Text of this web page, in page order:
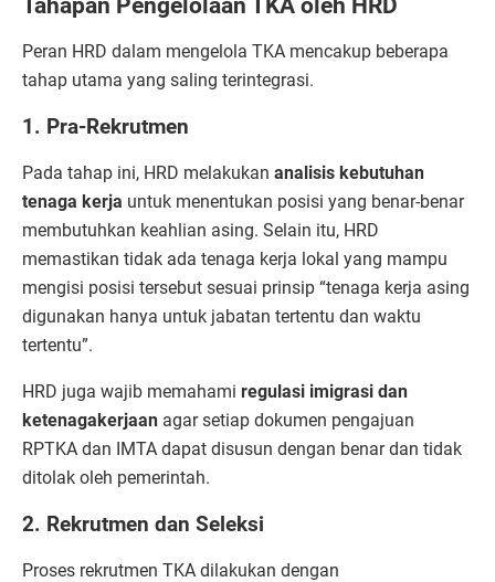
Peran HRD dalam mengelola TKA mencakup beberapa
tahap utama yang saling terintegrasi.
1. Pra-Rekrutmen
Pada tahap ini, HRD melakukan analisis kebutuhan
tenaga kerja untuk menentukan posisi yang benar-benar
membutuhkan keahlian asing. Selain itu, HRD
memastikan tidak ada tenaga kerja lokal yang mampu
mengisi posisi tersebut sesuai prinsip “tenaga kerja asing
digunakan hanya untuk jabatan tertentu dan waktu
tertentu”.
HRD juga wajib memahami regulasi imigrasi dan
ketenagakerjaan agar setiap dokumen pengajuan
RPTKA dan IMTA dapat disusun dengan benar dan tidak
ditolak oleh pemerintah.
2. Rekrutmen dan Seleksi
Proses rekrutmen TKA dilakukan dengan